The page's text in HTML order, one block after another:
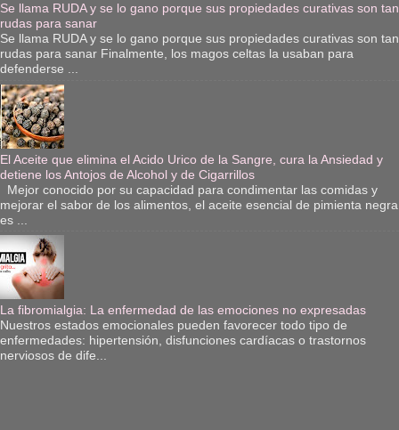
Se llama RUDA y se lo gano porque sus propiedades curativas son tan
rudas para sanar
Se llama RUDA y se lo gano porque sus propiedades curativas son tan
rudas para sanar Finalmente, los magos celtas la usaban para
defenderse ...
El Aceite que elimina el Acido Urico de la Sangre, cura la Ansiedad y
detiene los Antojos de Alcohol y de Cigarrillos
Mejor conocido por su capacidad para condimentar las comidas y
mejorar el sabor de los alimentos, el aceite esencial de pimienta negra
es ...
La fibromialgia: La enfermedad de las emociones no expresadas
Nuestros estados emocionales pueden favorecer todo tipo de
enfermedades: hipertensión, disfunciones cardíacas o trastornos
nerviosos de dife...